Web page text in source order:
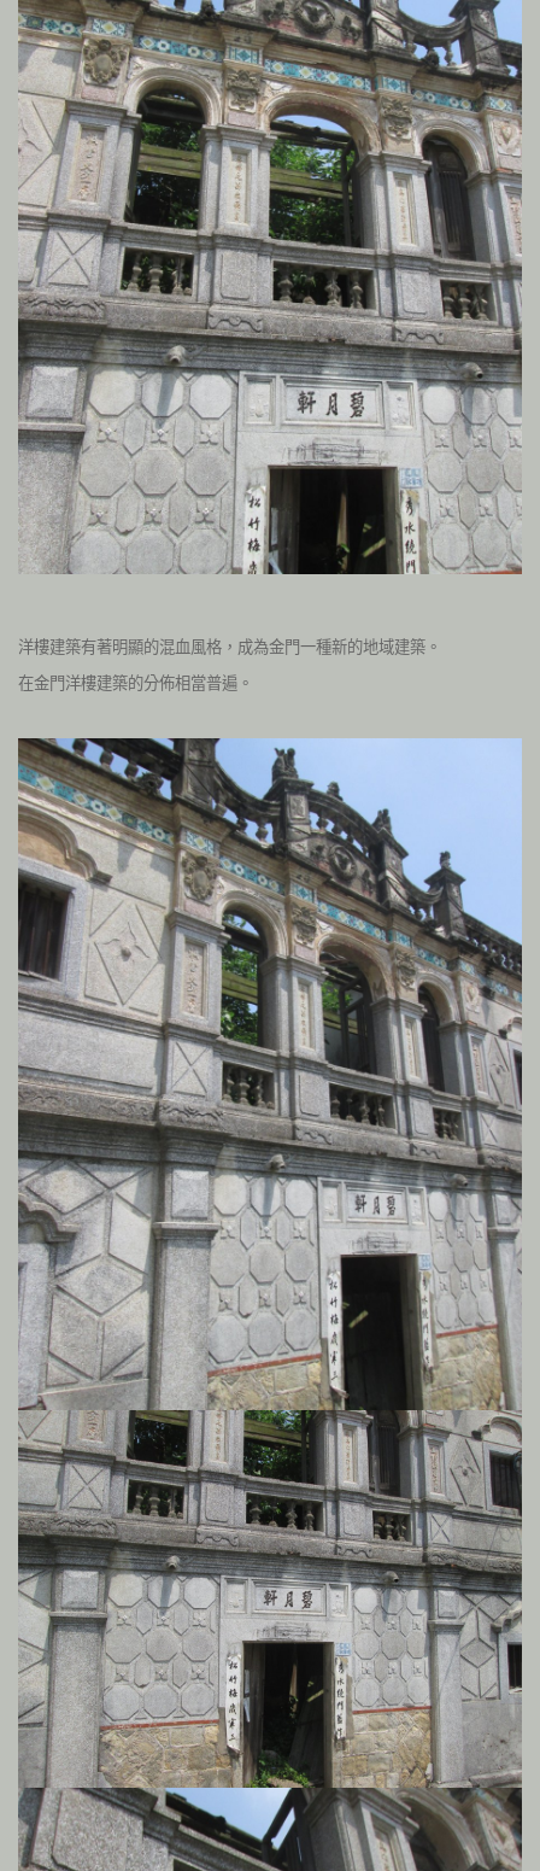
洋樓建築有著明顯的混血風格，成為金門一種新的地域建築。
在金門洋樓建築的分佈相當普遍。